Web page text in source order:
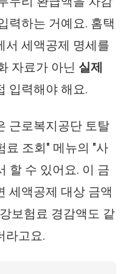
력하는 거예요. 홈택
서 세액공제 명세를
자료가 아닌 실제
입력해야 해요.
근로복지공단 토탈
료 조회" 메뉴의 "사
할 수 있어요. 이 금
세액공제 대상 금액
보험료 경감액도 같
라고요.